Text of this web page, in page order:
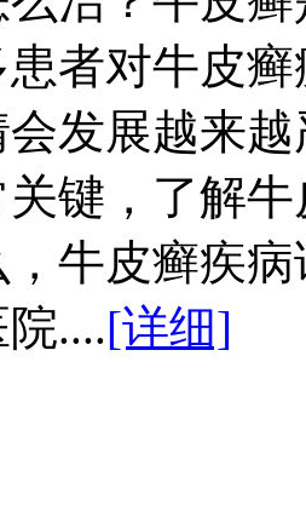
者对牛皮
发展越来
键，了解
牛皮癣疾
....[详细]